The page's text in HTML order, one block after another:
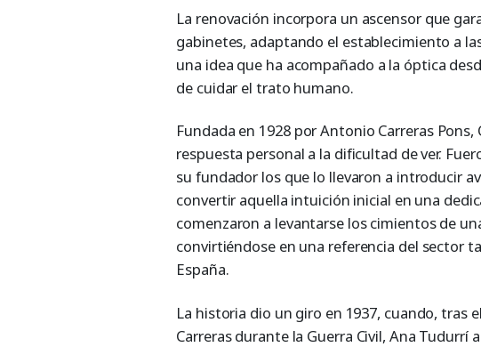
La renovación incorpora un ascensor que
gabinetes, adaptando el establecimiento a
una idea que ha acompañado a la óptica
de cuidar el trato humano.
Fundada en 1928 por Antonio Carreras
respuesta personal a la dificultad de ver.
su fundador los que lo llevaron a introducir
convertir aquella intuición inicial en una
comenzaron a levantarse los cimientos de
convirtiéndose en una referencia del sector
España.
La historia dio un giro en 1937, cuando,
Carreras durante la Guerra Civil, Ana Tudurrí